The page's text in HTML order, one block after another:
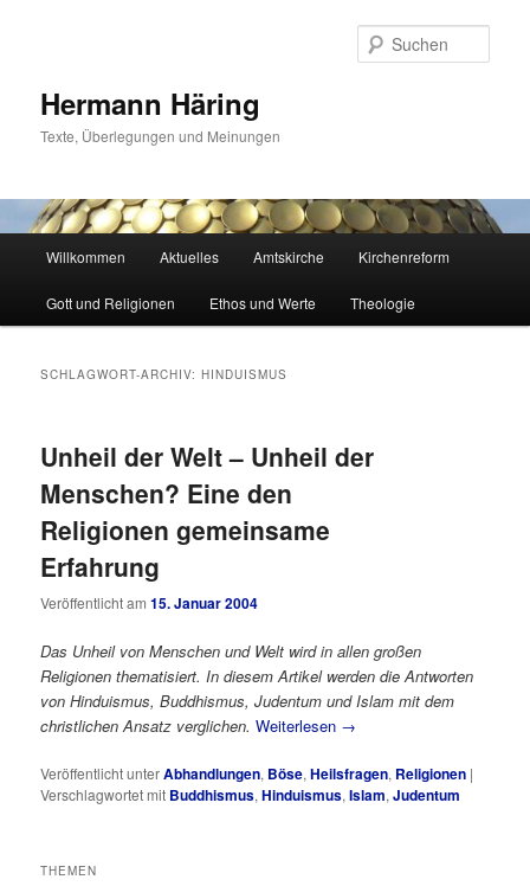
Hermann Häring
Texte, Überlegungen und Meinungen
Willkommen Aktuelles Amtskirche Kirchenreform
Gott und Religionen Ethos und Werte Theologie
SCHLAGWORT-ARCHIV:HINDUISMUS
Unheil der Welt – Unheil der
Menschen? Eine den
Religionen gemeinsame
Erfahrung
Veröffentlicht am15. Januar 2004
Das Unheil von Menschen und Welt wird in allen großen
Religionen thematisiert. In diesem Artikel werden die Antworten
von Hinduismus, Buddhismus, Judentum und Islam mit dem
christlichen Ansatz verglichen. Weiterlesen →
Veröffentlicht unterAbhandlungen, Böse,Heilsfragen, Religionen |
Verschlagwortet mit Buddhismus,Hinduismus,Islam,Judentum
THEMEN